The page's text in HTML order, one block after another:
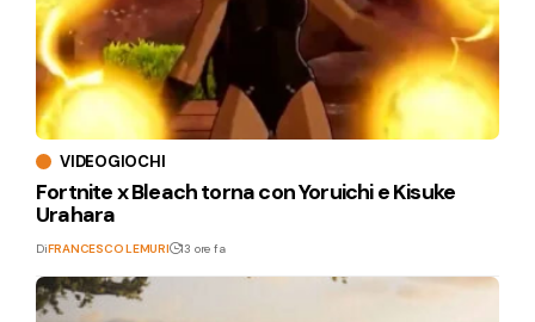
VIDEOGIOCHI
Fortnite x Bleach torna con Yoruichi e Kisuke
Urahara
DiFRANCESCO LEMURI 13 ore fa